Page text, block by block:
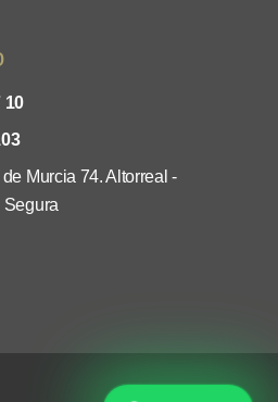
10
Murcia 74. Altorreal -
Segura